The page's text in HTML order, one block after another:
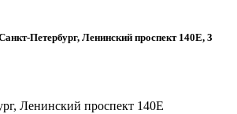
Петербург, Ленинский проспект 140Е, 3
Ленинский проспект 140Е